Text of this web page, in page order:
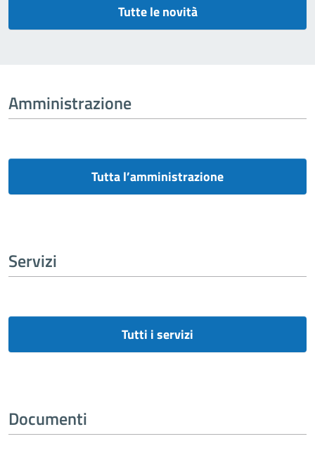
Tutte le novità
Amministrazione
Tutta l’amministrazione
Servizi
Tutti i servizi
Documenti